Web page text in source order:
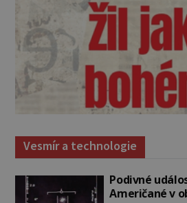
Vesmír a technologie
Podivné
Američané v